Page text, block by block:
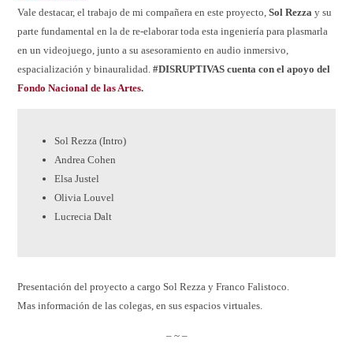
Vale destacar, el trabajo de mi compañera en este proyecto,Sol Rezza y su
parte fundamental en la de re-elaborar toda esta ingeniería para plasmarla
en un videojuego, junto a su asesoramiento en audio inmersivo,
espacialización y binauralidad.#DISRUPTIVAS cuenta con el apoyo del
Fondo Nacional de las Artes.
Sol Rezza (Intro)
Andrea Cohen
Elsa Justel
Olivia Louvel
Lucrecia Dalt
Presentación del proyecto a cargo Sol Rezza y Franco Falistoco.
Mas información de las colegas, en sus espacios virtuales.
– ~ –